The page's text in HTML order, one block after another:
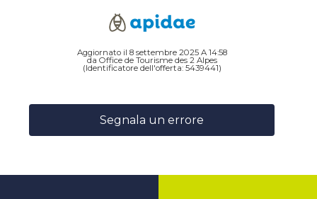
Aggiornato il 8 settembre 2025 A 14:58
da Office de Tourisme des 2 Alpes
(Identificatore dell'offerta: 5439441)
Segnala un errore